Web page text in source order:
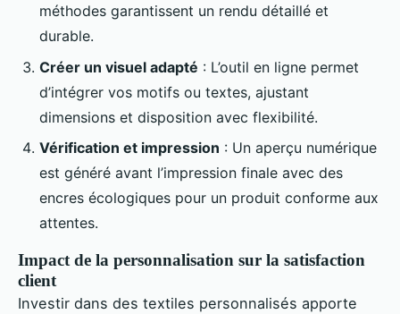
méthodes garantissent un rendu détaillé et
durable.
Créer un visuel adapté : L’outil en ligne permet
d’intégrer vos motifs ou textes, ajustant
dimensions et disposition avec flexibilité.
Vérification et impression : Un aperçu numérique
est généré avant l’impression finale avec des
encres écologiques pour un produit conforme aux
attentes.
Impact de la personnalisation sur la satisfaction
client
Investir dans des textiles personnalisés apporte